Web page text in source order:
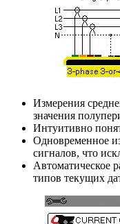
Измерения
значения
Интуитивно
Одновременное
сигналов, что
Автоматическое
типов текущих